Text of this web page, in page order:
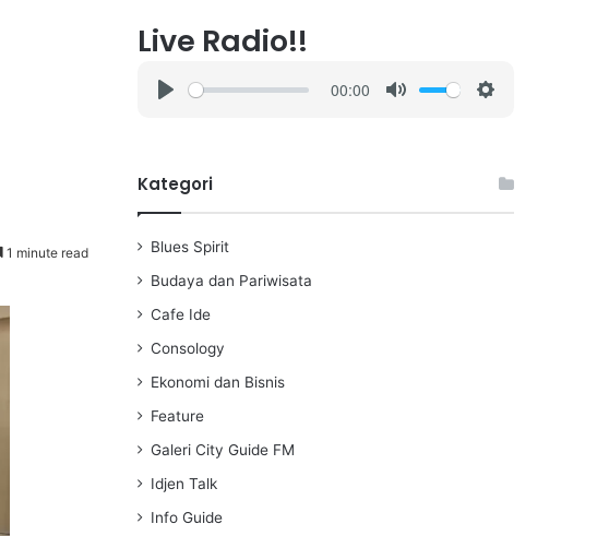
1 minute read
Live Radio!!
y
00:00
i
Kategori
Blues Spirit
Budaya dan Pariwisata
Cafe Ide
Consology
Ekonomi dan Bisnis
Feature
Galeri City Guide FM
Idjen Talk
Info Guide